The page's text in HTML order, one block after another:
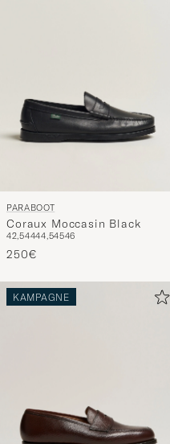
PARABOOT
Coraux Moccasin Black
42,54444,54546
250€
KAMPAGNE